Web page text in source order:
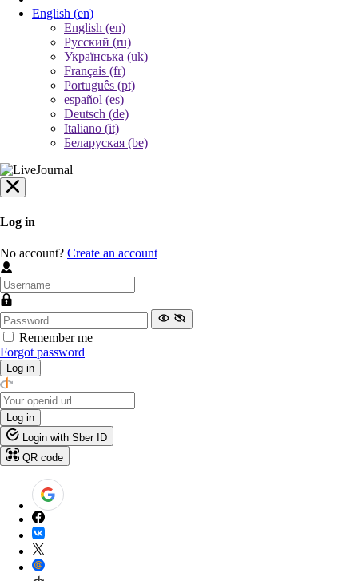
English (en)
English (en)
Русский (ru)
Українська (uk)
Français (fr)
Português (pt)
español (es)
Deutsch (de)
Italiano (it)
Беларуская (be)
Log in
No account? Create an account
Remember me
Forgot password
Log in
Log in
Login with Sber ID
QR code